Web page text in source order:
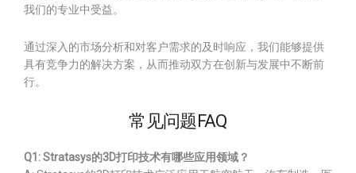
我们的专业中受益。
通过深入的市场分析和对客户需求的及时响应，我们能够提供
具有竞争力的解决方案，从而推动双方在创新与发展中不断前
行。
常见问题FAQ
Q1: Stratasys的3D打印技术有哪些应用领域？